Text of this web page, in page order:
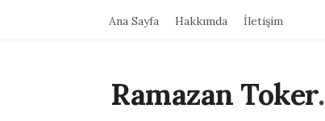
Ana Sayfa Hakkımda İletişim
Ramazan Toker.